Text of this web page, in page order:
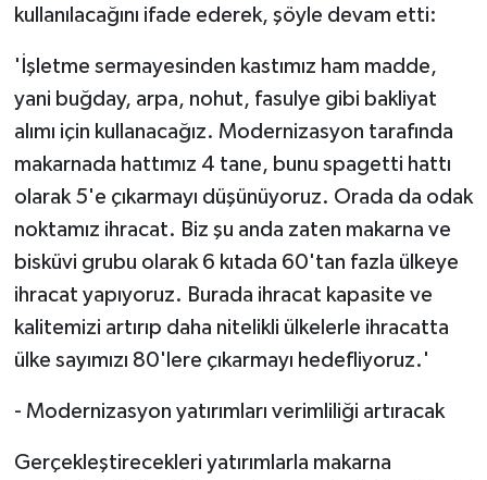
kullanılacağını ifade ederek, şöyle devam etti:
'İşletme sermayesinden kastımız ham madde,
yani buğday, arpa, nohut, fasulye gibi bakliyat
alımı için kullanacağız. Modernizasyon tarafında
makarnada hattımız 4 tane, bunu spagetti hattı
olarak 5'e çıkarmayı düşünüyoruz. Orada da odak
noktamız ihracat. Biz şu anda zaten makarna ve
bisküvi grubu olarak 6 kıtada 60'tan fazla ülkeye
ihracat yapıyoruz. Burada ihracat kapasite ve
kalitemizi artırıp daha nitelikli ülkelerle ihracatta
ülke sayımızı 80'lere çıkarmayı hedefliyoruz.'
- Modernizasyon yatırımları verimliliği artıracak
Gerçekleştirecekleri yatırımlarla makarna